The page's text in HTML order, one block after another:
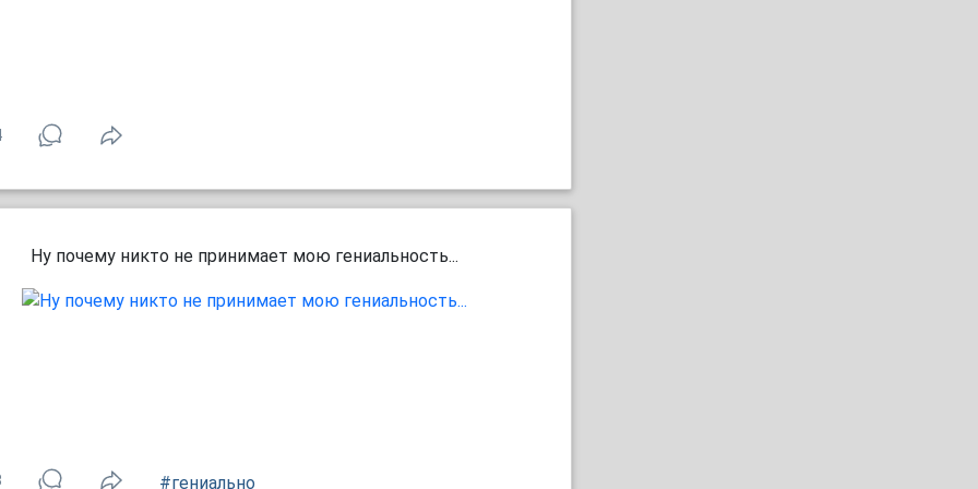
Ну почему никто не принимает мою гениальность...
#гениально